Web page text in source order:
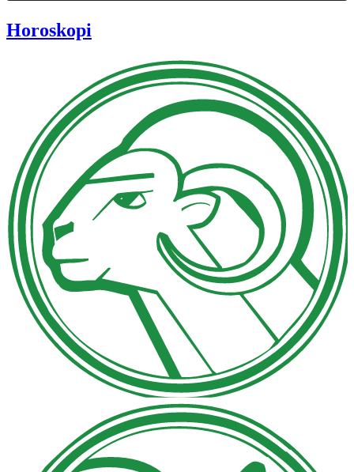
Horoskopi